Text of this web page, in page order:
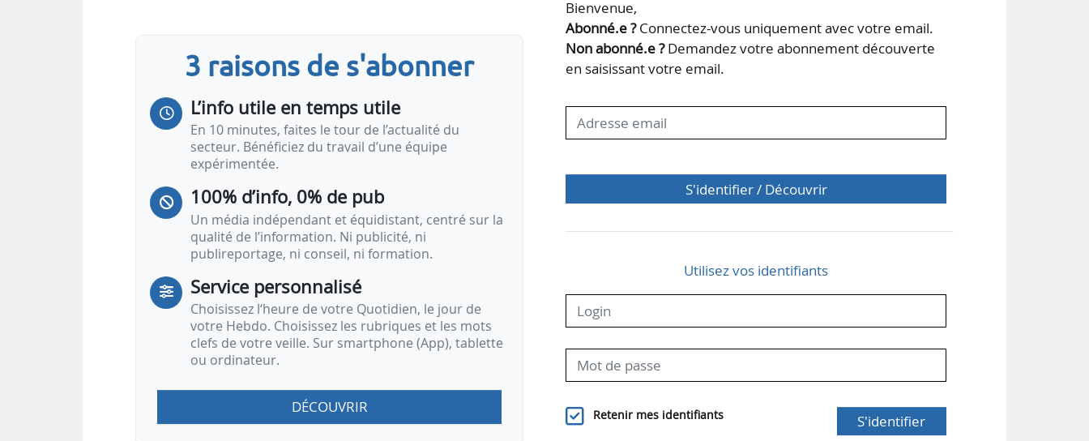
3 raisons de s'abonner
L’info utile en temps utile
En 10 minutes, faites le tour de l’actualité du
secteur. Bénéficiez du travail d’une équipe
expérimentée.
100% d’info, 0% de pub
Un média indépendant et équidistant, centré sur la
qualité de l’information. Ni publicité, ni
publireportage, ni conseil, ni formation.
Service personnalisé
Choisissez l‘heure de votre Quotidien, le jour de
votre Hebdo. Choisissez les rubriques et les mots
clefs de votre veille. Sur smartphone (App), tablette
ou ordinateur.
DÉCOUVRIR
Bienvenue,
Abonné.e ?Connectez-vous uniquement avec votre email.
Non abonné.e ?Demandez votre abonnement découverte
en saisissant votre email.
S'identifier / Découvrir
Utilisez vos identifiants
Retenir mes identifiants S'identifier